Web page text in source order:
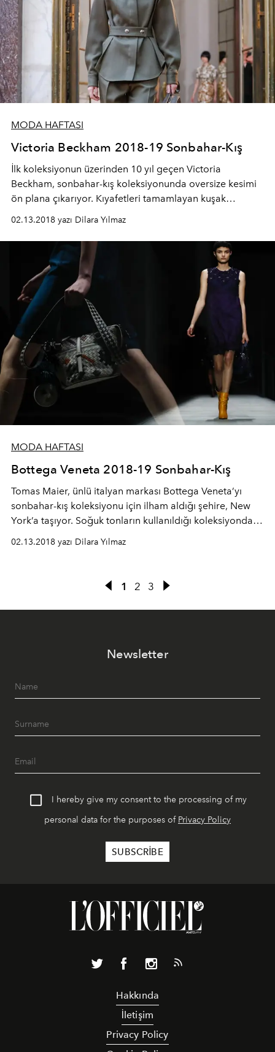
MODA HAFTASI
Victoria Beckham 2018-19 Sonbahar-Kış
İlk koleksiyonun üzerinden 10 yıl geçen Victoria
Beckham, sonbahar-kış koleksiyonunda oversize kesimi
ön plana çıkarıyor. Kıyafetleri tamamlayan kuşak
kemerlerin yanı sıra ultraviolet moru tote çanta herkes
tarafından büyük beğeni topladı.
02.13.2018 yazı Dilara Yılmaz
MODA HAFTASI
Bottega Veneta 2018-19 Sonbahar-Kış
Tomas Maier, ünlü italyan markası Bottega Veneta’yı
sonbahar-kış koleksiyonu için ilham aldığı şehire, New
York’a taşıyor. Soğuk tonların kullanıldığı koleksiyonda
ipekler ve yünler hakimdi.
02.13.2018 yazı Dilara Yılmaz
1 2 3
Newsletter
I hereby give my consent to the processing of my
personal data for the purposes of Privacy Policy
Hakkında
İletişim
Privacy Policy